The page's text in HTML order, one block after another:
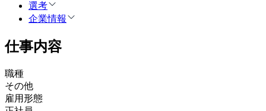
選考
企業情報
仕事内容
職種
その他
雇用形態